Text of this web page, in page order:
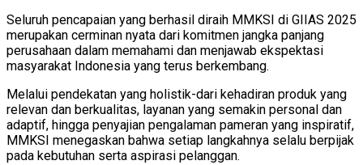
Seluruh pencapaian yang berhasil diraih MMKSI di GIIAS 2025
merupakan cerminan nyata dari komitmen jangka panjang
perusahaan dalam memahami dan menjawab ekspektasi
masyarakat Indonesia yang terus berkembang.
Melalui pendekatan yang holistik-dari kehadiran produk yang
relevan dan berkualitas, layanan yang semakin personal dan
adaptif, hingga penyajian pengalaman pameran yang inspiratif,
MMKSI menegaskan bahwa setiap langkahnya selalu berpijak
pada kebutuhan serta aspirasi pelanggan.